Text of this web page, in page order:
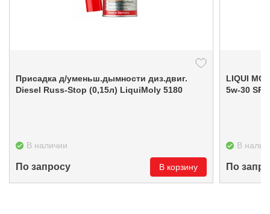
Присадка д/уменьш.дымности диз.двиг.
Diesel Russ-Stop (0,15л) LiquiMoly 5180
В наличии
По запросу В корзину
LIQUI
В
По